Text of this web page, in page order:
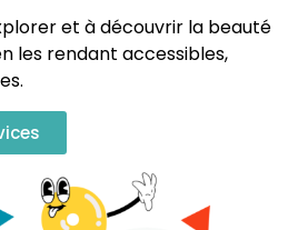
et à découvrir la beauté
les rendant accessibles,